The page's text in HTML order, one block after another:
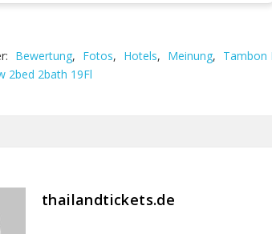
Bewertung, Fotos, Hotels, Meinung, Tambon
2bed 2bath 19Fl
thailandtickets.de